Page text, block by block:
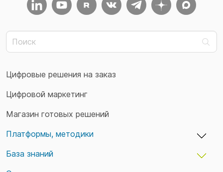
Цифровые решения на заказ
Цифровой маркетинг
Магазин готовых решений
Платформы, методики
adxCMS — бизнес-платформы и сайты
База знаний